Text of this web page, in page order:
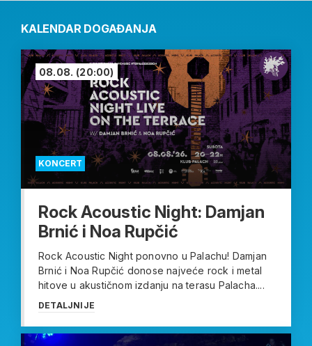
KALENDAR DOGAĐANJA
KONCERT
08.08. (20:00)
Rock Acoustic Night: Damjan
Brnić i Noa Rupčić
Rock Acoustic Night ponovno u Palachu! Damjan
Brnić i Noa Rupčić donose najveće rock i metal
hitove u akustičnom izdanju na terasu Palacha....
DETALJNIJE